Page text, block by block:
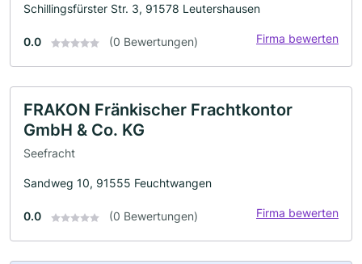
Schillingsfürster Str. 3, 91578 Leutershausen
0.0 (0 Bewertungen) Firma bewerten
FRAKON Fränkischer Frachtkontor
GmbH & Co. KG
Seefracht
Sandweg 10, 91555 Feuchtwangen
0.0 (0 Bewertungen) Firma bewerten